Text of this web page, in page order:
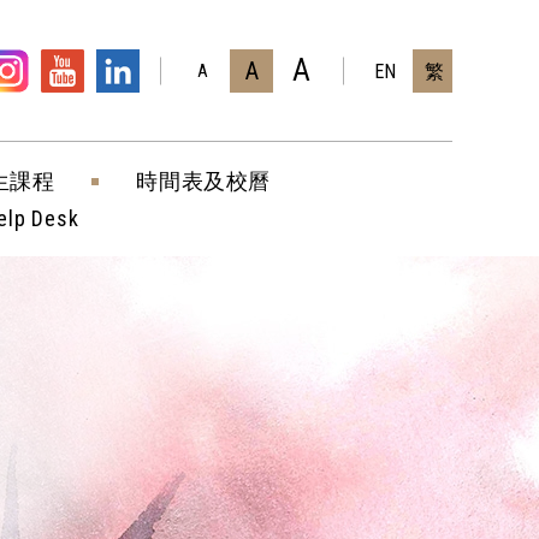
A A A EN 繁
課程
時間表及校曆
Desk